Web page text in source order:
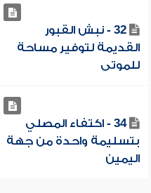
32 - نبش القبور
القديمة لتوفير مساحة
للموتى
34 - اكتفاء المصلي
بتسليمة واحدة من جهة
اليمين